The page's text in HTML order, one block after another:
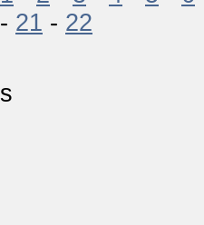
- 21 - 22